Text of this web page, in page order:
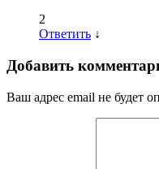
2
Ответить ↓
Добавить
Ваш адрес email не будет